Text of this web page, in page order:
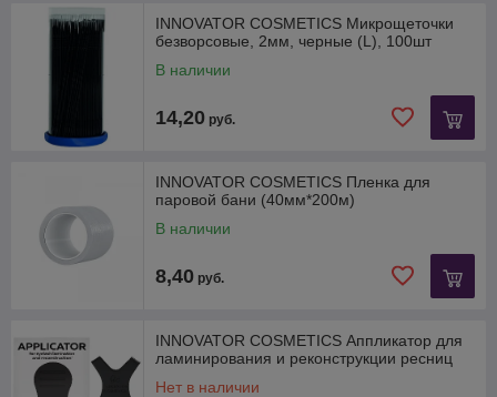
INNOVATOR COSMETICS Микрощеточки
безворсовые, 2мм, черные (L), 100шт
В наличии
14,20 руб.
INNOVATOR COSMETICS Пленка для
паровой бани (40мм*200м)
В наличии
8,40 руб.
INNOVATOR COSMETICS Аппликатор для
ламинирования и реконструкции ресниц
Нет в наличии